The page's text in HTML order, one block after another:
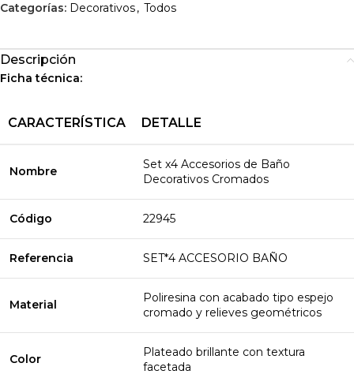
Categorías: Decorativos, Todos
Descripción
Ficha técnica:
CARACTERÍSTICA DETALLE
Nombre
Set x4 Accesorios de Baño
Decorativos Cromados
Código 22945
Referencia SET*4 ACCESORIO BAÑO
Material
Poliresina con acabado tipo espejo
cromado y relieves geométricos
Color
Plateado brillante con textura
facetada